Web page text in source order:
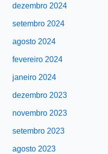
dezembro 2024
setembro 2024
agosto 2024
fevereiro 2024
janeiro 2024
dezembro 2023
novembro 2023
setembro 2023
agosto 2023